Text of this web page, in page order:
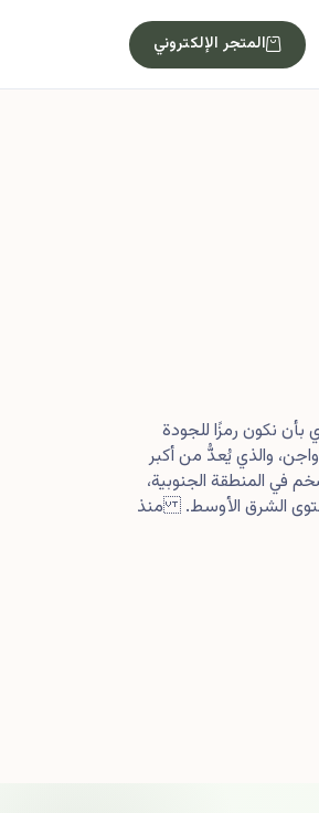
المتجر الإلكتروني
وإيمان قوي بأن نكون رمزًا للجودة
والذي يُعدُّ من أكبر
في المنطقة الجنوبية،
الشرق الأوسط. منذ